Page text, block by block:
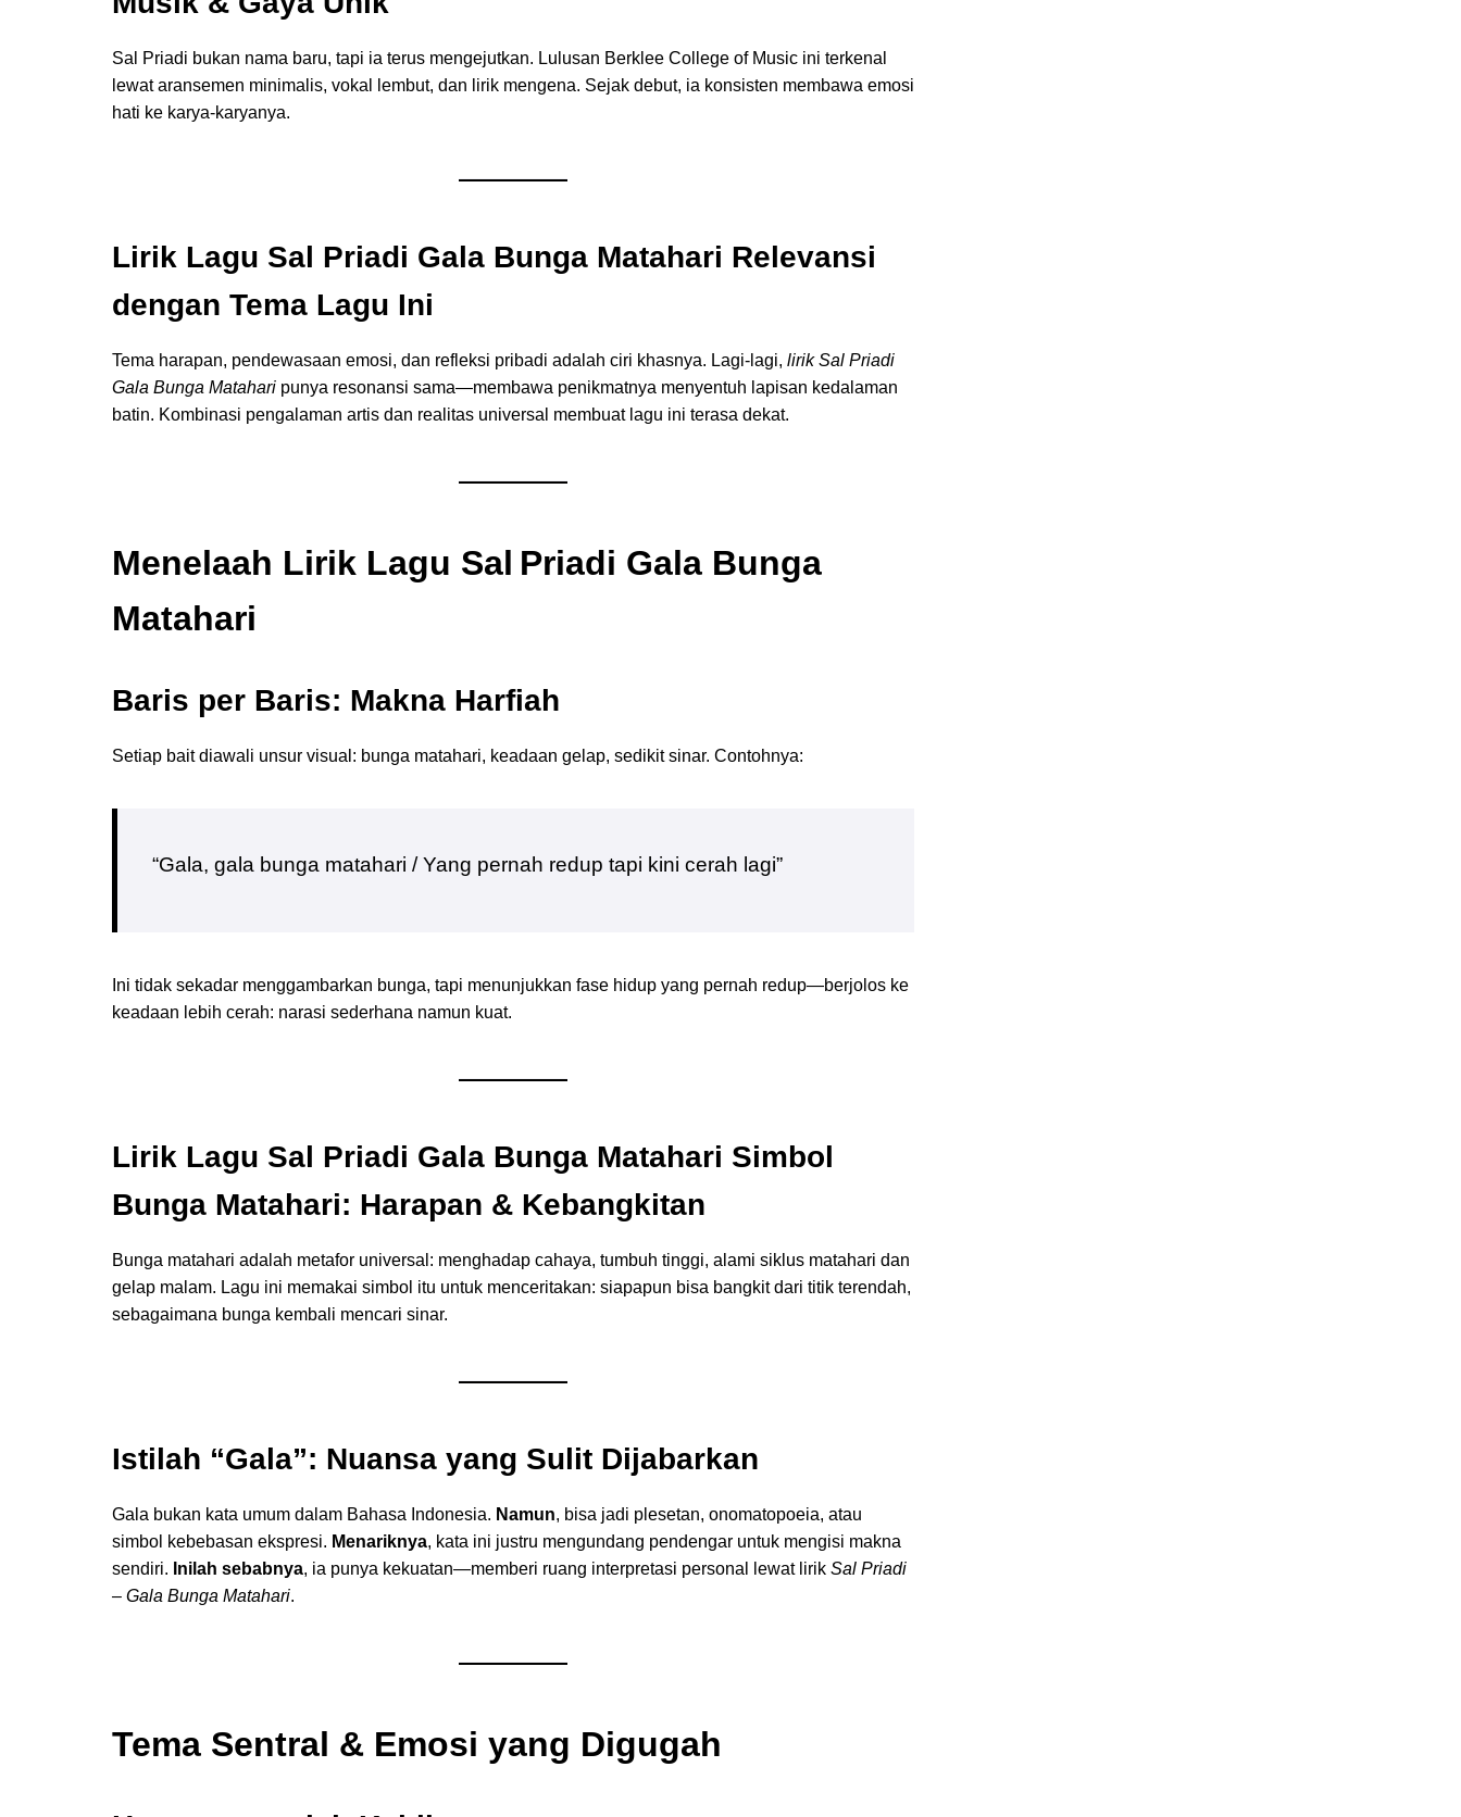
Sal Priadi bukan nama baru, tapi ia terus mengejutkan. Lulusan Berklee College of Music ini terkenal
lewat aransemen minimalis, vokal lembut, dan lirik mengena. Sejak debut, ia konsisten membawa emosi
hati ke karya‑karyanya.
Lirik Lagu Sal Priadi Gala Bunga Matahari Relevansi
dengan Tema Lagu Ini
Tema harapan, pendewasaan emosi, dan refleksi pribadi adalah ciri khasnya. Lagi-lagi, lirik Sal Priadi
Gala Bunga Matahari punya resonansi sama—membawa penikmatnya menyentuh lapisan kedalaman
batin. Kombinasi pengalaman artis dan realitas universal membuat lagu ini terasa dekat.
Menelaah Lirik Lagu Sal Priadi Gala Bunga
Matahari
Baris per Baris: Makna Harfiah
Setiap bait diawali unsur visual: bunga matahari, keadaan gelap, sedikit sinar. Contohnya:
“Gala, gala bunga matahari / Yang pernah redup tapi kini cerah lagi”
Ini tidak sekadar menggambarkan bunga, tapi menunjukkan fase hidup yang pernah redup—berjo­los ke
keadaan lebih cerah: narasi sederhana namun kuat.
Lirik Lagu Sal Priadi Gala Bunga Matahari Simbol
Bunga Matahari: Harapan & Kebangkitan
Bunga matahari adalah metafor universal: menghadap cahaya, tumbuh tinggi, alami siklus matahari dan
gelap malam. Lagu ini memakai simbol itu untuk menceritakan: siapapun bisa bangkit dari titik terendah,
sebagaimana bunga kembali mencari sinar.
Istilah “Gala”: Nuansa yang Sulit Dijabarkan
Gala bukan kata umum dalam Bahasa Indonesia. Namun, bisa jadi plesetan, onomatopoeia, atau
simbol kebebasan ekspresi. Menariknya, kata ini justru mengundang pendengar untuk mengisi makna
sendiri. Inilah sebabnya, ia punya kekuatan—memberi ruang interpretasi personal lewat lirik Sal Priadi
– Gala Bunga Matahari.
Tema Sentral & Emosi yang Digugah